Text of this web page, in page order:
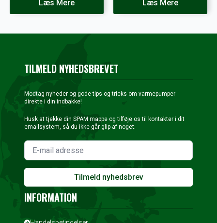
var:
er:
Læs Mere
var:
er:
Læs Mere
TILMELD NYHEDSBREVET
Modtag nyheder og gode tips og tricks om varmepumper
direkte i din indbakke!
Husk at tjekke din SPAM mappe og tilføje os til kontakter i dit
emailsystem, så du ikke går glip af noget.
Tilmeld nyhedsbrev
INFORMATION